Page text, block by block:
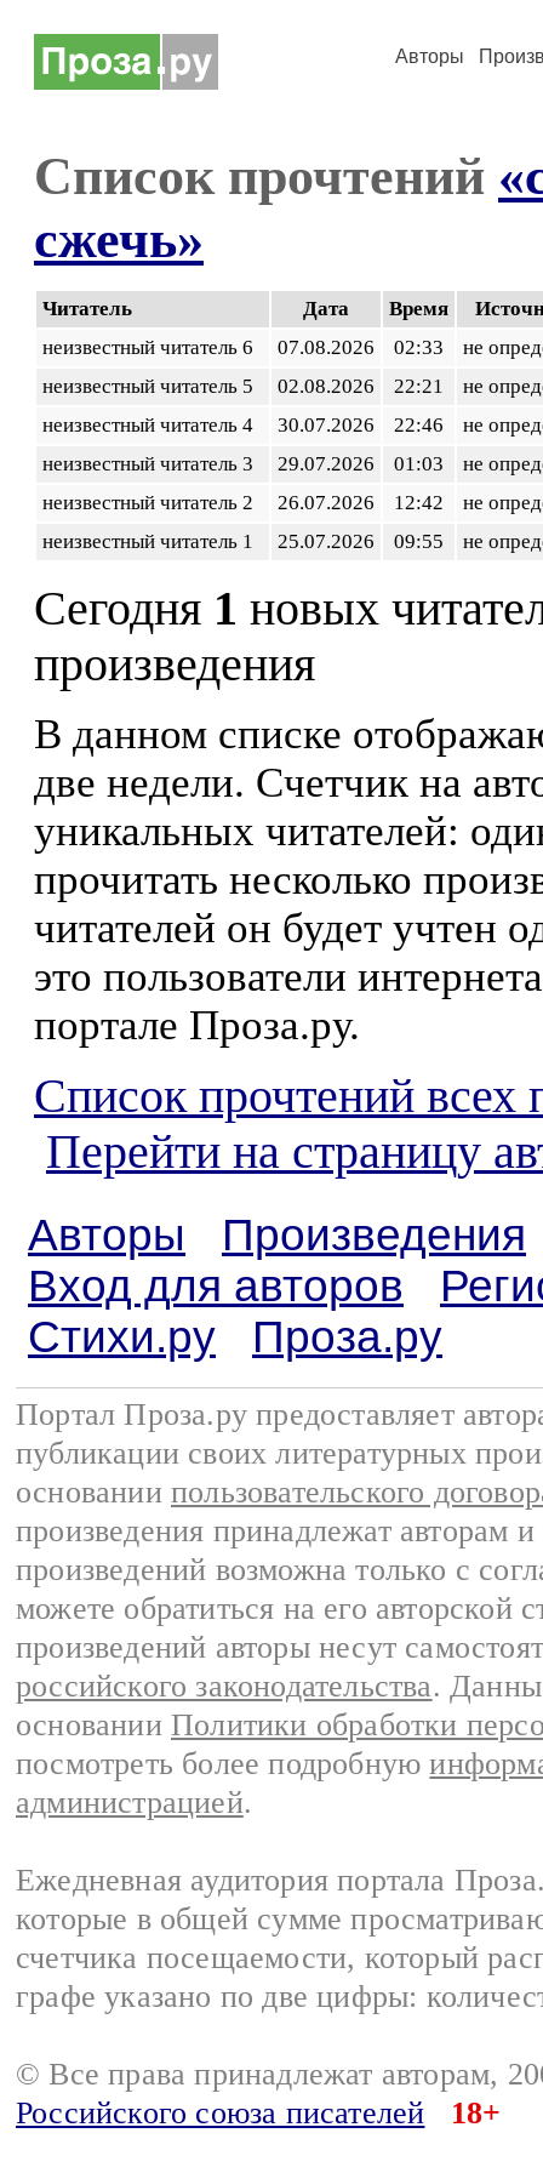
Авторы
Список прочтений
сжечь»
Читатель Дата Время
неизвестный читатель 6
07.08.2026 02:33
не
неизвестный читатель 5
02.08.2026 22:21
не
неизвестный читатель 4
30.07.2026 22:46
не
неизвестный читатель 3
29.07.2026 01:03
не
неизвестный читатель 2
26.07.2026 12:42
не
неизвестный читатель 1
25.07.2026 09:55 не
Сегодня 1 новых
произведения
В данном списке
две недели. Счетчик на
уникальных читателей:
прочитать несколько
читателей он будет учтен
это пользователи
портале Проза.ру.
Список прочтений всех
Перейти на страницу
Авторы
Произведения
Вход для авторов
Стихи.ру
Проза.ру
Портал Проза.ру предоставляет
публикации своих литературных
основании пользовательского
произведения принадлежат авторам
произведений возможна только с
можете обратиться на его авторской
произведений авторы несут
российского законодательства.
основании Политики обработки
посмотреть более подробную
администрацией.
Ежедневная аудитория портала
которые в общей сумме
счетчика посещаемости, который
графе указано по две цифры:
© Все права принадлежат авторам,
Российского союза писателей
18+